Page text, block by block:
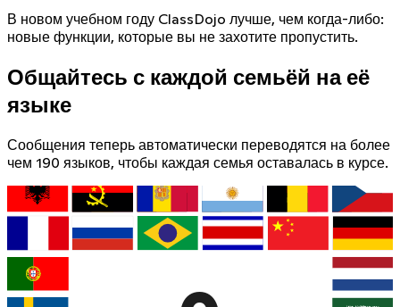
В новом учебном году ClassDojo лучше, чем когда-либо:
новые функции, которые вы не захотите пропустить.
Общайтесь с каждой семьёй на её
языке
Сообщения теперь автоматически переводятся на более
чем 190 языков, чтобы каждая семья оставалась в курсе.